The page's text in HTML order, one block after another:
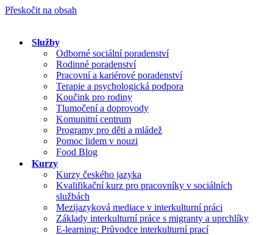
Přeskočit na obsah
Služby
Odborné sociální poradenství
Rodinné poradenství
Pracovní a kariérové poradenství
Terapie a psychologická podpora
Koučink pro rodiny
Tlumočení a doprovody
Komunitní centrum
Programy pro děti a mládež
Pomoc lidem v nouzi
Food Blog
Kurzy
Kurzy českého jazyka
Kvalifikační kurz pro pracovníky v sociálních
službách
Mezijazyková mediace v interkulturní práci
Základy interkulturní práce s migranty a uprchlíky
E-learning: Průvodce interkulturní prací